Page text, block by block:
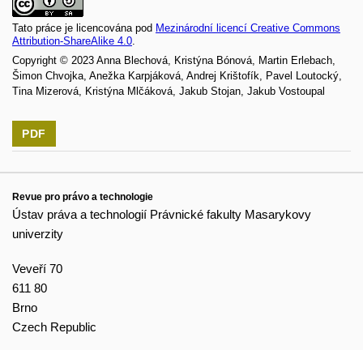
Tato práce je licencována pod Mezinárodní licencí Creative Commons
Attribution-ShareAlike 4.0
Copyright © 2023 Anna Blechová, Kristýna Bónová, Martin Erlebach,
Šimon Chvojka, Anežka Karpjáková, Andrej Krištofík, Pavel Loutocký,
Tina Mizerová, Kristýna Mlčáková, Jakub Stojan, Jakub Vostoupal
PDF
Revue pro právo a technologie
Ústav práva a technologií Právnické fakulty Masarykovy
univerzity
Veveří 70
611 80
Brno
Czech Republic